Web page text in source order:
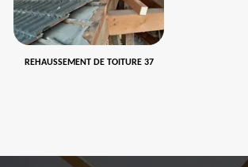
REHAUSSEMENT DE TOITURE 37